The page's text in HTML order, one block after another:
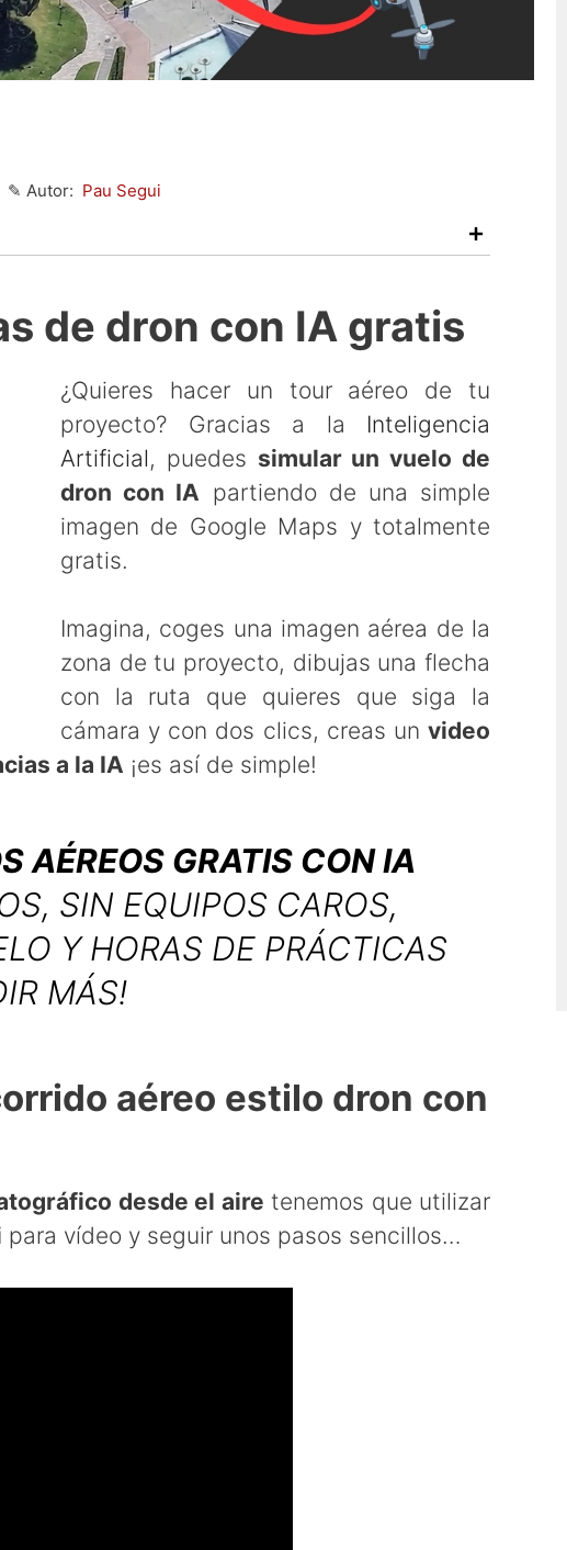
✎ Autor: Pau Segui
de dron con IA gratis
¿Quieres hacer un tour aéreo de tu
proyecto? Gracias a la Inteligencia
Artificial, puedes simular un vuelo de
dron con IA partiendo de una simple
imagen de Google Maps y totalmente
gratis.
Imagina, coges una imagen aérea de la
zona de tu proyecto, dibujas una flecha
con la ruta que quieres que siga la
cámara y con dos clics, creas un video
a la IA ¡es así de simple!
AÉREOS GRATIS CON IA
SIN EQUIPOS CAROS,
Y HORAS DE PRÁCTICAS
MÁS!
aéreo estilo dron con
desde el aire tenemos que utilizar
para vídeo y seguir unos pasos sencillos…